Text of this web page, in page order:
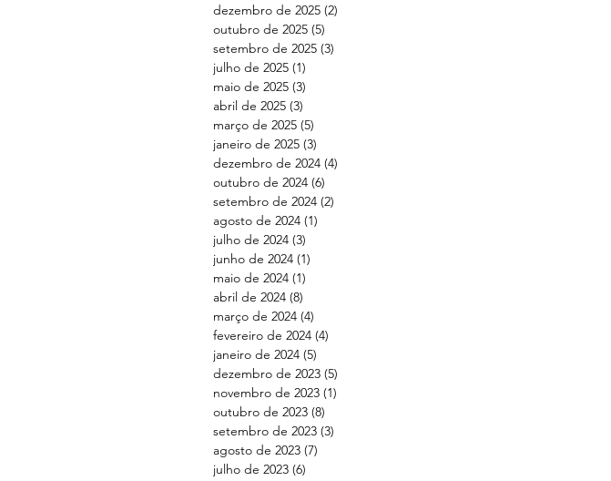
dezembro de 2025 (2)
outubro de 2025 (5)
setembro de 2025 (3)
julho de 2025 (1)
maio de 2025 (3)
abril de 2025 (3)
março de 2025 (5)
janeiro de 2025 (3)
dezembro de 2024 (4)
outubro de 2024 (6)
setembro de 2024 (2)
agosto de 2024 (1)
julho de 2024 (3)
junho de 2024 (1)
maio de 2024 (1)
abril de 2024 (8)
março de 2024 (4)
fevereiro de 2024 (4)
janeiro de 2024 (5)
dezembro de 2023 (5)
novembro de 2023 (1)
outubro de 2023 (8)
setembro de 2023 (3)
agosto de 2023 (7)
julho de 2023 (6)